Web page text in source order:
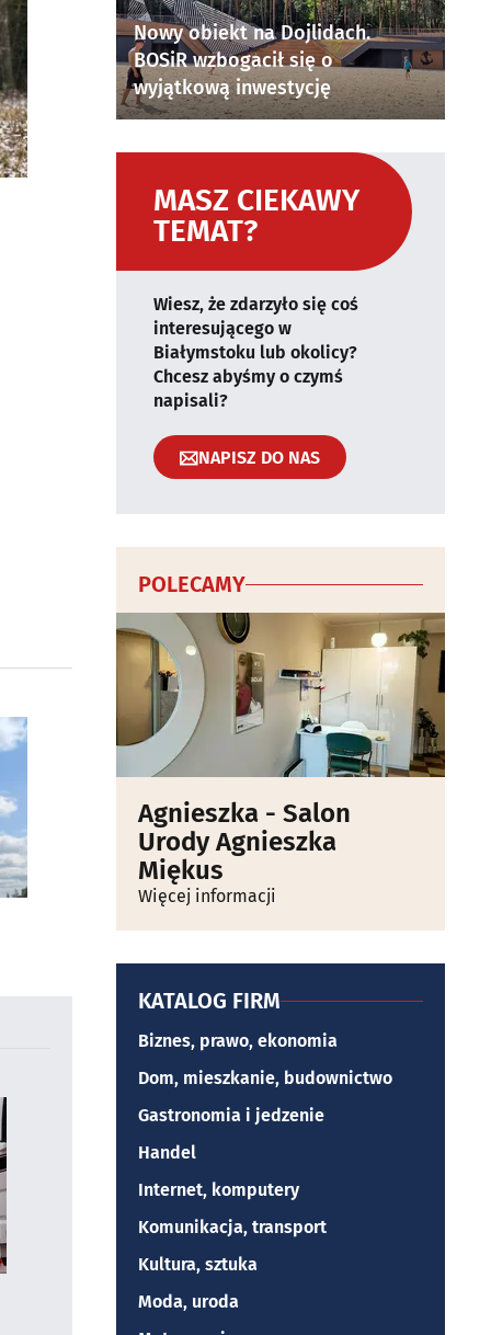
Nowy obiekt na Dojlidach.
BOSiR wzbogacił się o
wyjątkową inwestycję
MASZ CIEKAWY
TEMAT?
Wiesz, że zdarzyło się coś
interesującego w
Białymstoku lub okolicy?
Chcesz abyśmy o czymś
napisali?
NAPISZ DO NAS
POLECAMY
Agnieszka - Salon
Urody Agnieszka
Miękus
Więcej informacji
KATALOG FIRM
Biznes, prawo, ekonomia
Dom, mieszkanie, budownictwo
Gastronomia i jedzenie
Handel
Internet, komputery
Komunikacja, transport
Kultura, sztuka
Moda, uroda